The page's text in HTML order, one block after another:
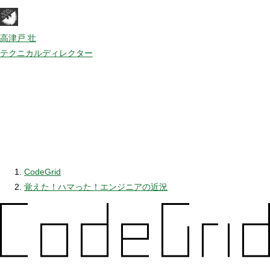
高津戸 壮
テクニカルディレクター
CodeGrid
覚えた！ハマった！エンジニアの近況